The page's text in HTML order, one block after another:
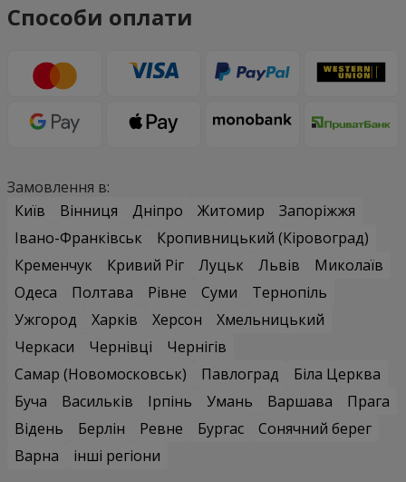
Способи оплати
Замовлення в:
Київ
Вінниця Дніпро Житомир
Запоріжжя
Івано-Франківськ
Кропивницький (Кіровоград)
Кременчук
Кривий Ріг Луцьк Львів
Миколаїв
Одеса
Полтава Рівне Суми
Тернопіль
Ужгород
Харків Херсон
Хмельницький
Черкаси
Чернівці
Чернігів
Самар (Новомосковськ)
Павлоград
Біла Церква
Буча
Васильків Ірпінь Умань Варшава
Прага
Відень
Берлін Ревне Бургас
Сонячний берег
Варна
інші регіони